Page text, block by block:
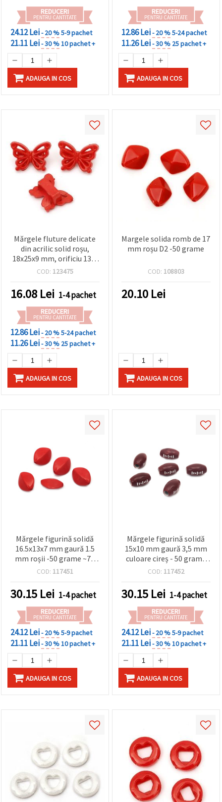
REDUCERI
PENTRU CANTITATE
24.12 Lei- 20 %5-9 pachet
21.11 Lei- 30 %10 pachet +
ADAUGA IN COS
REDUCERI
PENTRU CANTITATE
12.86 Lei- 20 %5-24 pachet
11.26 Lei- 30 % 25 pachet +
ADAUGA IN COS
Mărgele fluture delicate
din acrilic solid roșu,
18x25x9 mm, orificiu 13,5
mm – 20 g (~23 buc),
handmade și proiecte DIY
festive
COD: 123475
16.08 Lei 1-4 pachet
REDUCERI
PENTRU CANTITATE
12.86 Lei- 20 %5-24 pachet
11.26 Lei- 30 % 25 pachet +
ADAUGA IN COS
Margele solida romb de 17
mm roșu D2 -50 grame
COD: 108803
20.10 Lei
ADAUGA IN COS
Mărgele figurină solidă
16.5x13x7 mm gaură 1.5
mm roșii -50 grame ~70
bucăți
COD: 117451
30.15 Lei 1-4 pachet
REDUCERI
PENTRU CANTITATE
24.12 Lei- 20 %5-9 pachet
21.11 Lei- 30 %10 pachet +
ADAUGA IN COS
Mărgele figurină solidă
15x10 mm gaură 3,5 mm
culoare cireș - 50 grame
~70 bucăți
COD: 117452
30.15 Lei 1-4 pachet
REDUCERI
PENTRU CANTITATE
24.12 Lei- 20 %5-9 pachet
21.11 Lei- 30 %10 pachet +
ADAUGA IN COS